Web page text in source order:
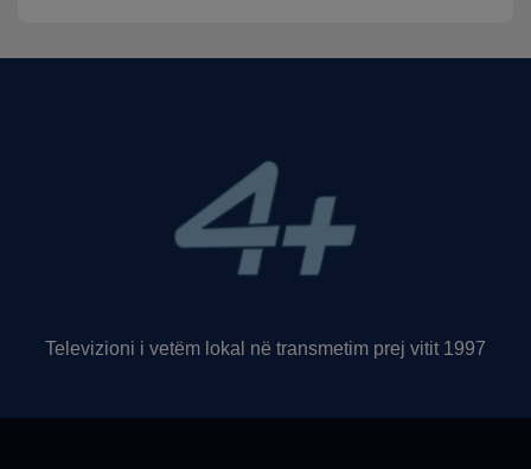
Televizioni i vetëm lokal në transmetim prej vitit 1997